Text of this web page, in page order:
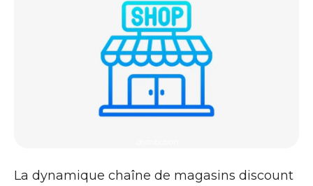
La dynamique chaîne de magasins discount